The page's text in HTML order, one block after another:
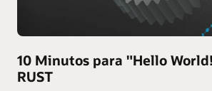
10 Minutos para "Hello
RUST